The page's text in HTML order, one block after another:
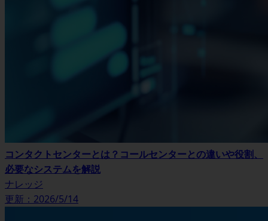
コンタクトセンターとは？コールセンターとの違いや役割、
必要なシステムを解説
ナレッジ
更新：2026/5/14